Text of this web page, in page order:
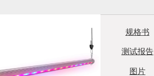
规格书
测试报告
图片